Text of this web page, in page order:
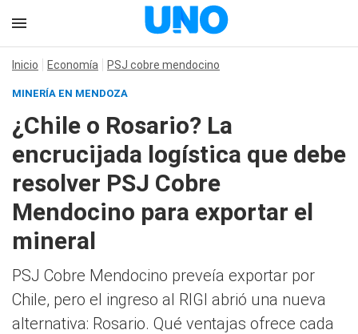
Inicio Economía PSJ cobre mendocino
MINERÍA EN MENDOZA
¿Chile o Rosario? La
encrucijada logística que debe
resolver PSJ Cobre
Mendocino para exportar el
mineral
PSJ Cobre Mendocino preveía exportar por
Chile, pero el ingreso al RIGI abrió una nueva
alternativa: Rosario. Qué ventajas ofrece cada